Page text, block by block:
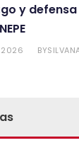
y
2026 BY